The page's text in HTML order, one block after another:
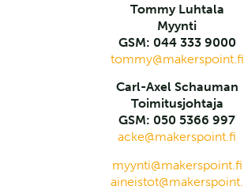
Tommy Luhtala
Myynti
GSM: 044 333 9000
tommy@makerspoint.fi
Carl-Axel Schauman
Toimitusjohtaja
GSM: 050 5366 997
acke@makerspoint.fi
myynti@makerspoint.fi
aineistot@makerspoint.